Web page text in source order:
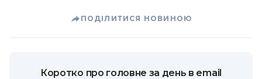
ПОДІЛИТИСЯ НОВИНОЮ
Коротко про головне за день в email